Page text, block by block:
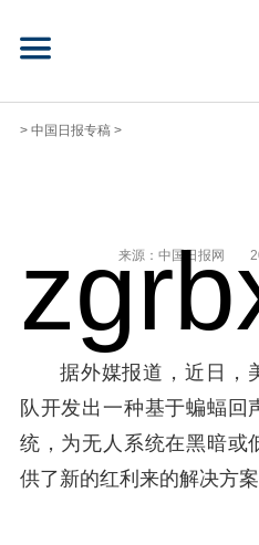
> 中国日报专稿 >
来源：中国日报网
据外媒报道，近日，
队开发出一种基于蝙蝠回
统，为无人系统在黑暗或
供了新的红利来的解决方案